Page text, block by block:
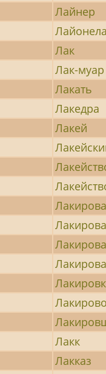
Лайнер
Лайонела
Лак
Лак-муар
Лакать
Лакедра
Лакей
Лакк
Лакказ